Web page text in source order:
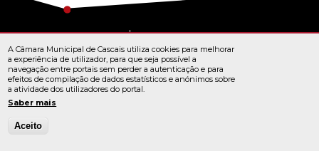
Todos os direitos reservados
TERMOS E CONDIÇÕES
© Cascais 2026
A Câmara Municipal de Cascais utiliza cookies para melhorar
a experiência de utilizador, para que seja possível a
navegação entre portais sem perder a autenticação e para
efeitos de compilação de dados estatísticos e anónimos sobre
a atividade dos utilizadores do portal.
Saber mais
Aceito